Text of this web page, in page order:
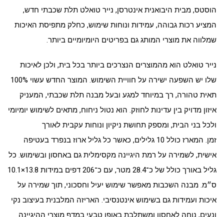
הוסטס, מבית היבואנית אינטרסן, נייר טואלט תלת שכבתי חדש,
המציע רכות גבוהה, עמידות ונוחות שימוש, כחלק מתפיסת האיכות
שמלווה את מוצרי המותג גם בפריטים היומיומיים ביותר.
נייר טואלט הוא מהמוצרים הנצרכים ביותר בכל בית, ולכן לאיכות
שלו יש השפעה ישירה על חוויית השימוש. המוצר החדש עשוי 100%
תאית טהורה, רך במיוחד למגע ובעל מבנה תלת שכבתי, המעניק
איזון מדויק בין עדינות לחוזק. הוא נטול ניחוח, מתאים לשימוש יומיומי
ולכל בני הבית, ומספק תחושת ניקיון ונוחות עקבית לאורך
זמן. המארז כולל 10 גלילים, כאשר כל גליל ארוז בנפרד בעטיפה
אישית, לשמירה על רמת היגיינה מקסימלית גם באחסון ובשימוש. כל
גליל באורך כולל של כ־28.4 מטר, עם כ־206 דפים במידות 13.8×10.1
ס״מ. מבנה השכבות מאפשר שימוש יעיל וחסכוני, תוך שמירה על
איכות ועמידות גם בשימוש אינטנסיבי. האריזה המלבנית בעיצוב נקי
ונעים, נוחה לאחסון ומשתלבת באופן טבעי במדף מוצרי ההיגיינה